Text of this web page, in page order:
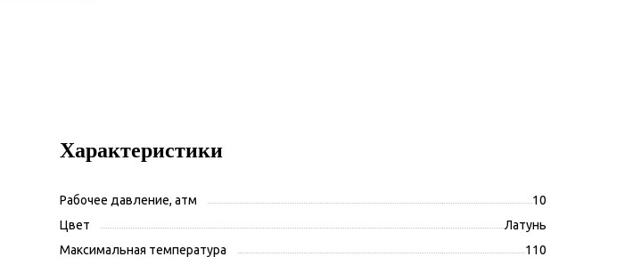
Характеристики
Рабочее давление, атм
10
Цвет
Латунь
Максимальная температура
110